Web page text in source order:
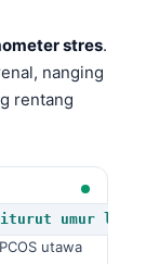
stres.
nanging
rentang
umur lan
utawa